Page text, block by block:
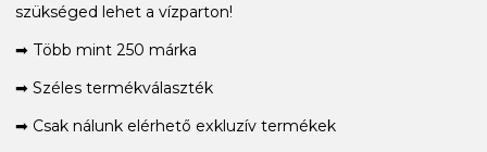
szükséged lehet a vízparton!
➡ Több mint 250 márka
➡ Széles termékválaszték
➡ Csak nálunk elérhető exkluzív termékek